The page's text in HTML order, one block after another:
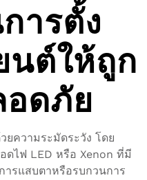
ารตั้ง
นต์ให้ถูก
อดภัย
ความระมัดระวัง โดย
ดไฟ LED หรือ Xenon ที่มี
ารแสบตาหรือรบกวนการ